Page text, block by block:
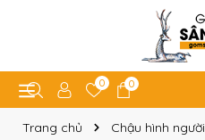
0 0
Trang chủ Chậu hình người